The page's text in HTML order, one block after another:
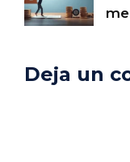
Deja un